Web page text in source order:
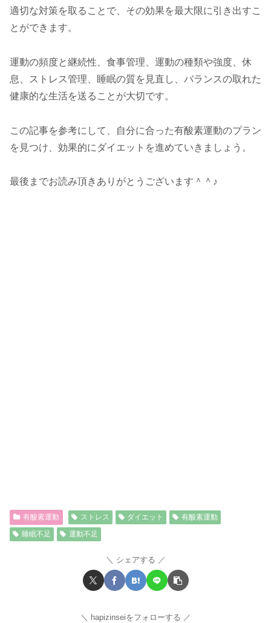
適切な対策を取ることで、その効果を最大限に引き出すこ
とができます。
運動の頻度と継続性、食事管理、運動の種類や強度、休
息、ストレス管理、睡眠の質を見直し、バランスの取れた
健康的な生活を送ることが大切です。
この記事を参考にして、自分に合った有酸素運動のプラン
を見つけ、効果的にダイエットを進めていきましょう。
最後までお読み頂きありがとうございます＾＾♪
有酸素運動 ストレス ダイエット
有酸素運動
睡眠不足
運動不足
シェアする
hapizinseiをフォローする